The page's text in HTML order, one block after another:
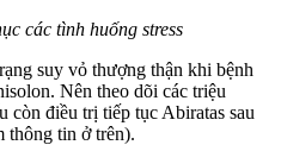
các tình huống stress
suy vỏ thượng thận khi bệnh
Nên theo dõi các triệu
còn điều trị tiếp tục Abiratas sau
thông tin ở trên).